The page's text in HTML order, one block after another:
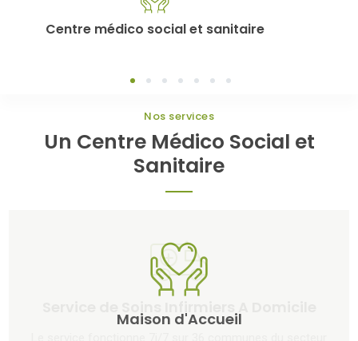
Centre médico social et sanitaire
1 2 3 4 5 6 7
Nos services
Un Centre Médico Social et
Sanitaire
Maison d'Accueil